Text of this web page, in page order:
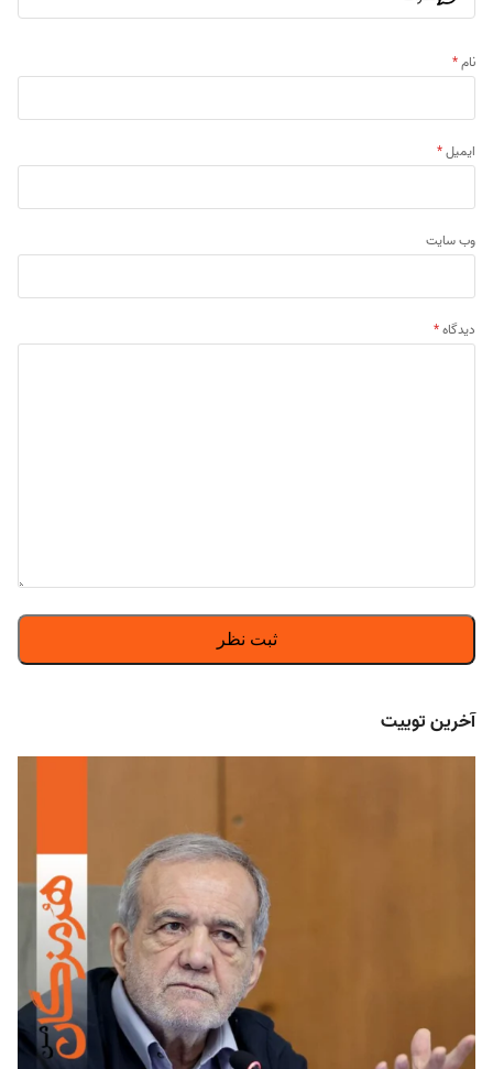
نام*
ایمیل*
وب‌ سایت
دیدگاه*
آخرین توییت